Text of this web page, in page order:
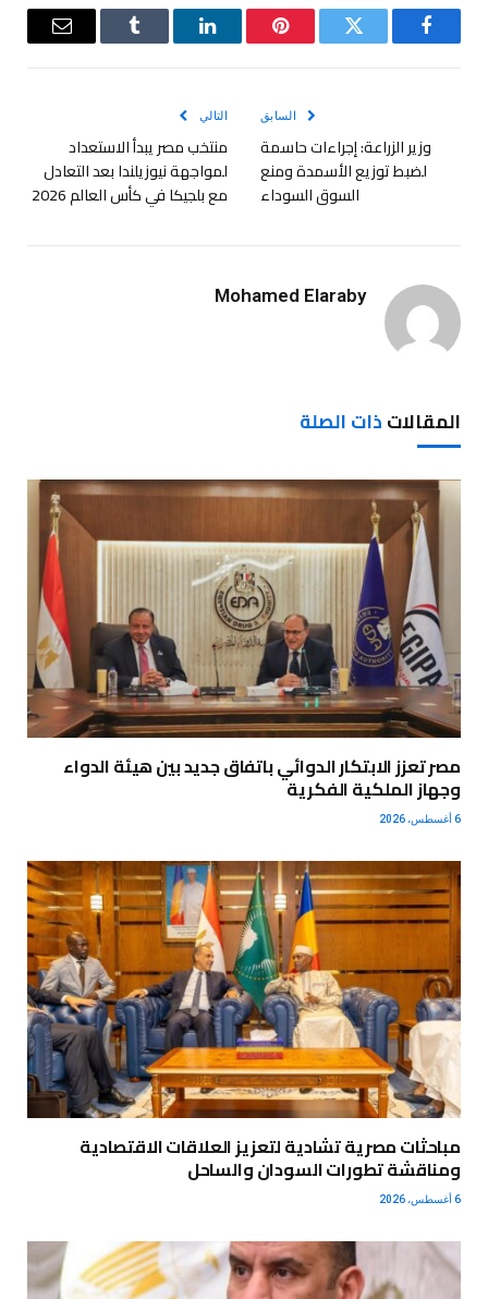
فيسبوك تويتر بينتيريستلينكدإن Tumblr
البريد
السابق
وزير الزراعة: إجراءات حاسمة
لضبط توزيع الأسمدة ومنع
السوق السوداء
التالي
منتخب مصر يبدأ الاستعداد
لمواجهة نيوزيلندا بعد التعادل
مع بلجيكا في كأس العالم 2026
Mohamed Elaraby
المقالاتذات الصلة
مصر تعزز الابتكار الدوائي باتفاق جديد بين هيئة الدواء
وجهاز الملكية الفكرية
6 أغسطس، 2026
مباحثات مصرية تشادية لتعزيز العلاقات الاقتصادية
ومناقشة تطورات السودان والساحل
6 أغسطس، 2026